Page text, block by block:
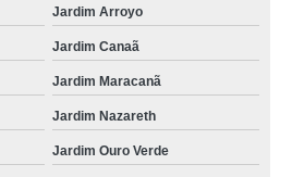
Jardim Arroyo
Jardim Canaã
Jardim Maracanã
Jardim Nazareth
Jardim Ouro Verde